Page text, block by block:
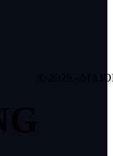
© 2026 -